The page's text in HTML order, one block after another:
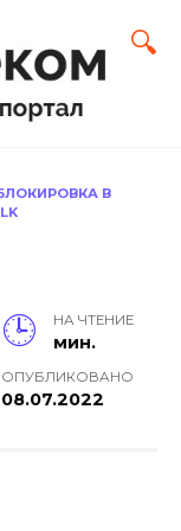
В
НА ЧТЕНИЕ
мин.
ОПУБЛИКОВАНО
08.07.2022